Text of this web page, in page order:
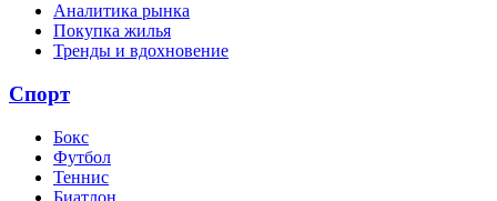
Аналитика рынка
Покупка жилья
Тренды и вдохновение
Спорт
Бокс
Футбол
Теннис
Биатлон